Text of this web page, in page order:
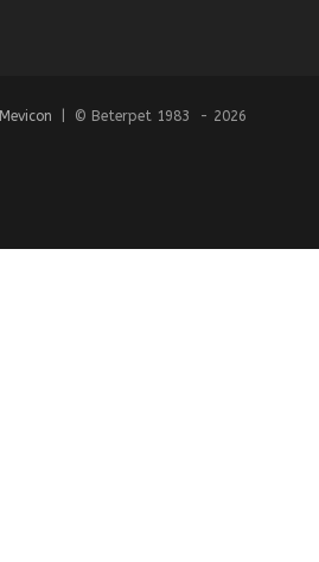
Mevicon | © Beterpet 1983 - 2026